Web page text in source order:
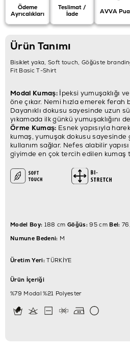
Ödeme
Ayrıcalıkları
Teslimat /
İade
AVVA
Ürün Tanımı
Bisiklet yaka, Soft touch, Göğüste
Fit Basic T-Shirt
Modal Kumaş:İpeksi yumuşaklığı
öne çıkar. Nemi hızla emerek ferah
Dayanıklı dokusu sayesinde uzun
yıkamada ilk günkü yumuşaklığını
Örme Kumaş: Esnek yapısıyla
kumaş, yumuşak dokusu
kullanım sağlar. Nefes alabilir
giyimde en çok tercih edilen kumaş
Model Boy: 188 cm Göğüs:95 cmBel:
Numune Bedeni: M
Üretim Yeri:TÜRKİYE
Ürün İçeriği
%79 Modal %21 Polyester